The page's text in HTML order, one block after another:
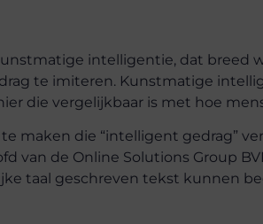
intelligentie, dat breed
te imiteren. Kunstmatige
die vergelijkbaar is met hoe
maken die “intelligent gedrag”
van de Online Solutions Group
taal geschreven tekst kunnen